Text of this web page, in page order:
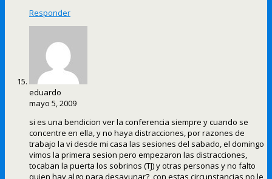
Responder
eduardo
mayo 5, 2009
si es una bendicion ver la conferencia siempre y cuando se
concentre en ella, y no haya distracciones, por razones de
trabajo la vi desde mi casa las sesiones del sabado, el domingo
vimos la primera sesion pero empezaron las distracciones,
tocaban la puerta los sobrinos (TJ) y otras personas y no falto
quien hay algo para desayunar?, con estas circunstancias no le